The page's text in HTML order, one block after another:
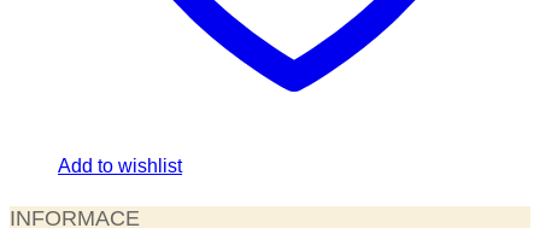
Add to wishlist
INFORMACE